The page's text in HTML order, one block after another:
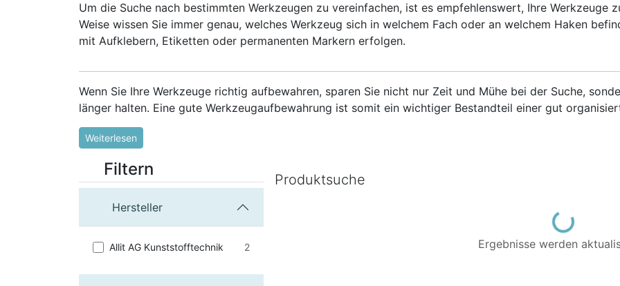
Um die Suche nach bestimmten Werkzeugen zu vereinfachen, ist es empfehlenswert, Ihre Werkzeuge
Weise wissen Sie immer genau, welches Werkzeug sich in welchem Fach oder an welchem Haken
mit Aufklebern, Etiketten oder permanenten Markern erfolgen.
Wenn Sie Ihre Werkzeuge richtig aufbewahren, sparen Sie nicht nur Zeit und Mühe bei der Suche,
länger halten. Eine gute Werkzeugaufbewahrung ist somit ein wichtiger Bestandteil einer gut
Weiterlesen
Filtern
Hersteller
Allit AG Kunststofftechnik 2
Produktsuche Loading...
Ergebnisse werden